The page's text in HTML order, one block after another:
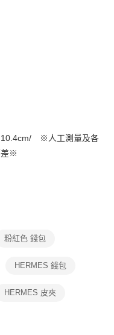
支付方式。 讓您購物簡單
。
跳轉至「AFTEE先享後付」
成結帳。
若您需要取消訂單，請聯絡
為有效，需透過AFTEE先享
support/home
:10.4cm/ ※人工測量及各
差※
粉紅色 錢包
HERMES 錢包
HERMES 皮夾